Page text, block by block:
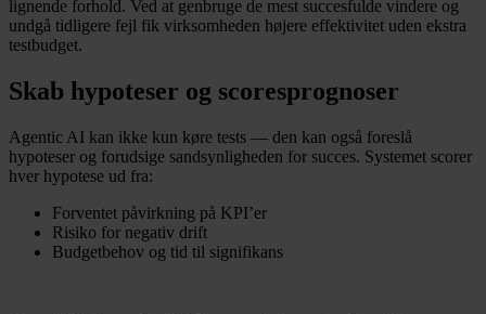
lignende forhold. Ved at genbruge de mest succesfulde vindere og
undgå tidligere fejl fik virksomheden højere effektivitet uden ekstra
testbudget.
Skab hypoteser og scoresprognoser
Agentic AI kan ikke kun køre tests — den kan også foreslå
hypoteser og forudsige sandsynligheden for succes. Systemet scorer
hver hypotese ud fra:
Forventet påvirkning på KPI’er
Risiko for negativ drift
Budgetbehov og tid til signifikans